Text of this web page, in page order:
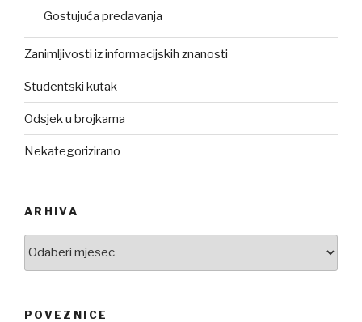
Gostujuća predavanja
Zanimljivosti iz informacijskih znanosti
Studentski kutak
Odsjek u brojkama
Nekategorizirano
ARHIVA
Arhiva
POVEZNICE